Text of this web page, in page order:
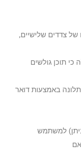
של צדדים שלישיים,
כי תוכן גולשים
באמצעות דואר
למשתמש